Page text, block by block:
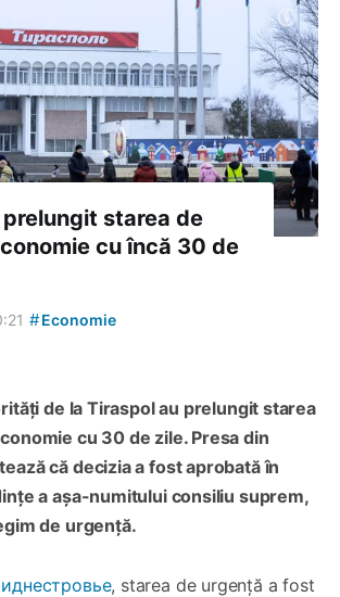
starea de
cu încă 30 de
#Economie
de la Tiraspol au prelungit starea
cu 30 de zile. Presa din
că decizia a fost aprobată în
a așa-numitului consiliu suprem,
de urgență.
, starea de urgență a fost